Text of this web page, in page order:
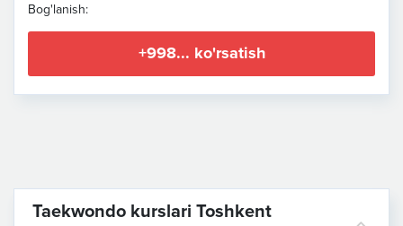
Bog'lanish:
+998... ko'rsatish
Taekwondo kurslari Toshkent